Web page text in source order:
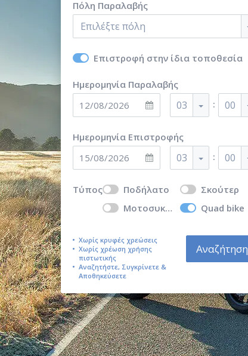
Πόλη Παραλαβής
Επιλέξτε πόλη
Επιστροφή στην ίδια τοποθεσία
Ημερομηνία Παραλαβής
03 : 00
Ημερομηνία Επιστροφής
03 : 00
Τύπος Ποδήλατο
Σκούτερ
Μοτοσυκλέτα
Quad bike
Χωρίς κρυφές χρεώσεις
Χωρίς χρέωση χρήσης
πιστωτικής
Αναζητήστε, Συγκρίνετε &
Αποθηκεύσετε
Αναζήτηση